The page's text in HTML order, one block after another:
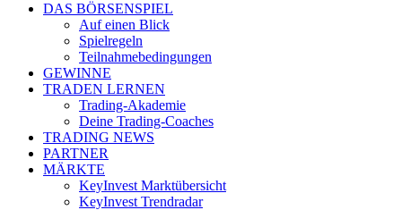
DAS BÖRSENSPIEL
Auf einen Blick
Spielregeln
Teilnahmebedingungen
GEWINNE
TRADEN LERNEN
Trading-Akademie
Deine Trading-Coaches
TRADING NEWS
PARTNER
MÄRKTE
KeyInvest Marktübersicht
KeyInvest Trendradar